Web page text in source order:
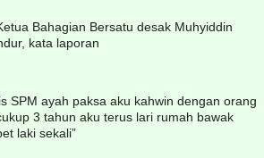
Bahagian Bersatu desak Muhyiddin
kata laporan
SPM ayah paksa aku kahwin dengan orang
3 tahun aku terus lari rumah bawak
laki sekali”